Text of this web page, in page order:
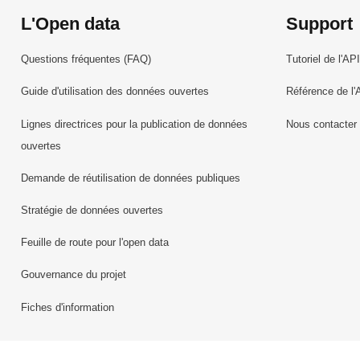
L'Open data
Questions fréquentes (FAQ)
Guide d'utilisation des données ouvertes
Lignes directrices pour la publication de données
ouvertes
Demande de réutilisation de données publiques
Stratégie de données ouvertes
Feuille de route pour l'open data
Gouvernance du projet
Fiches d'information
Support
Tutoriel de l'API
Référence de
Nous contacter